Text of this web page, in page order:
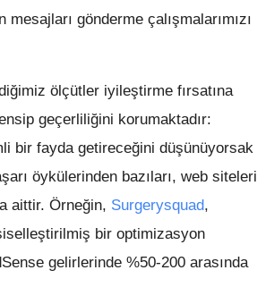
gönderme çalışmalarımızı
ölçütler iyileştirme fırsatına
geçerliliğini korumaktadır:
bir fayda getireceğini düşünüyorsak
öykülerinden bazıları, web siteleri
aittir. Örneğin, Surgerysquad,
bir optimizasyon
gelirlerinde %50-200 arasında